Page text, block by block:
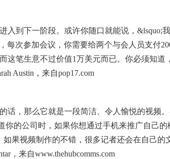
入到下一阶段。或许你随口就能说，&lsquo;
每次参加会议，你需要给两个与会人员支付
这笔生意不过价值1万美元而已。你必须知道
Austin，来自pop17.com
话，那么它就是一段简洁、令人愉悦的视频
你的公司时，如果你想通过手机来推广自己
果视频制作的不错，很多记者还会在自己的
，来自www.thehubcomms.com